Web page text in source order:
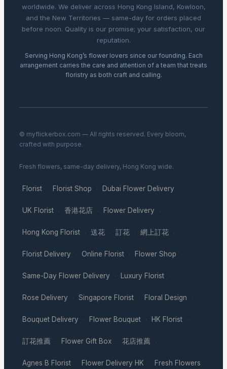
worldwide. We deliver across Hong Kong Island, Kowloon,
and the New Territories — same-day for orders placed
before noon. Quality is our promise; your satisfaction, our
reputation.
Serving Hong Kong’s flower lovers since our founding. Each
arrangement carries the care and attention of a team that treats
floristry as both craft and calling.
© myflickerbox.com — All rights reserved. Every bloom,
crafted with purpose.
Fresh flowers, same-day delivery, Hong Kong wide.
Florist · Florist Shop · Dubai Flower Delivery ·
UK Florist · 香港花店 · Flower Delivery ·
Hong Kong Florist · 送花 · 訂花 · 網上訂花 ·
Florist Delivery · Online Florist · Flower Shop ·
Same-Day Flower Delivery · Luxury Florist ·
Rose Delivery · Singapore Florist · Floral Design ·
Bouquet Delivery · Flower Bouquet · HK Florist ·
訂花推薦 · Flower Gift Box · 花店推薦 ·
Agnes B Florist · Flower Delivery HK · Fresh Flowers ·